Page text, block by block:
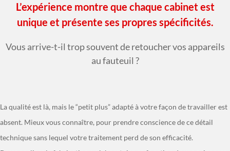
L’expérience montre que chaque cabinet est
unique et présente ses propres spécificités.
Vous arrive-t-il trop souvent de retoucher vos appareils
au fauteuil ?
La qualité est là, mais le “petit plus” adapté à votre façon de travailler est
absent. Mieux vous connaître, pour prendre conscience de ce détail
technique sans lequel votre traitement perd de son efficacité.